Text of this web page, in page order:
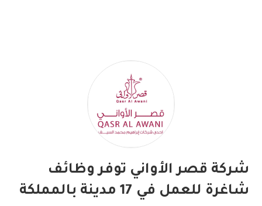
شركة قصر الأواني توفر وظائف
شاغرة للعمل في 17 مدينة بالمملكة